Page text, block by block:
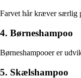
Farvet hår kræver særlig
4. Børneshampoo
Børneshampooer er
5. Skælshampoo